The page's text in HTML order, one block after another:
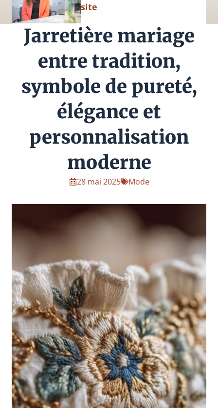
site
Jarretière mariage
entre tradition,
symbole de pureté,
élégance et
personnalisation
moderne
28 mai 2025 Mode